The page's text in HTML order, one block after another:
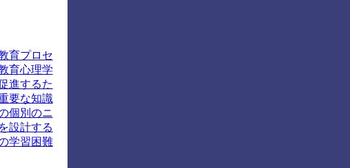
育プロセ
育心理学
進するた
要な知識
個別のニ
設計する
学習困難